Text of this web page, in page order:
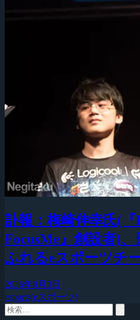
訃報：梅崎伸幸氏(『
FocusMe』創設者)
ふれるeスポーツチ
2026年8月3日
esports(eスポーツ)